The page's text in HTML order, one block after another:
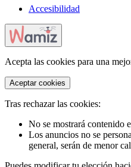
Accesibilidad
Acepta las cookies para una
Aceptar cookies
Tras rechazar las cookies:
No se mostrará contenido
Los anuncios no se
general, serán de menor